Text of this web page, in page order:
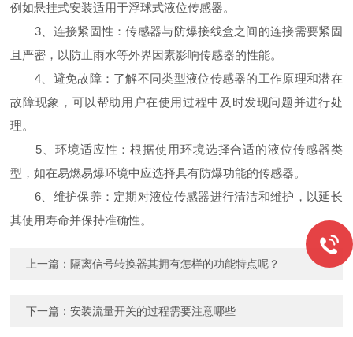
例如悬挂式安装适用于浮球式液位传感器。
3、连接紧固性：传感器与防爆接线盒之间的连接需要紧固
且严密，以防止雨水等外界因素影响传感器的性能。
4、避免故障：了解不同类型液位传感器的工作原理和潜在
故障现象，可以帮助用户在使用过程中及时发现问题并进行处
理。
5、环境适应性：根据使用环境选择合适的液位传感器类
型，如在易燃易爆环境中应选择具有防爆功能的传感器。
6、维护保养：定期对液位传感器进行清洁和维护，以延长
其使用寿命并保持准确性。
上一篇： 隔离信号转换器其拥有怎样的功能特点呢？
下一篇：安装流量开关的过程需要注意哪些